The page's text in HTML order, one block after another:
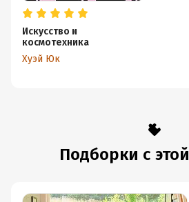
Искусство и
космотехника
Хуэй Юк
Подборки с